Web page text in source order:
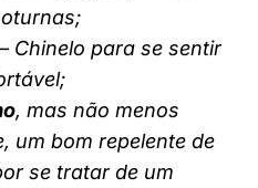
– Chinelo para se sentir
, mas não menos
um bom repelente de
se tratar de um